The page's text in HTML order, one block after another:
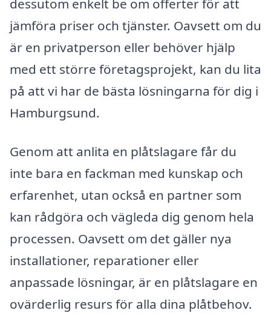
dessutom enkelt be om offerter för att
jämföra priser och tjänster. Oavsett om du
är en privatperson eller behöver hjälp
med ett större företagsprojekt, kan du lita
på att vi har de bästa lösningarna för dig i
Hamburgsund.
Genom att anlita en plåtslagare får du
inte bara en fackman med kunskap och
erfarenhet, utan också en partner som
kan rådgöra och vägleda dig genom hela
processen. Oavsett om det gäller nya
installationer, reparationer eller
anpassade lösningar, är en plåtslagare en
ovärderlig resurs för alla dina plåtbehov.